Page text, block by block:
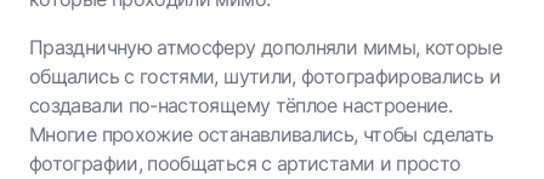
Праздничную атмосферу дополняли мимы, которые
общались с гостями, шутили, фотографировались и
создавали по-настоящему тёплое настроение.
Многие прохожие останавливались, чтобы сделать
фотографии, пообщаться с артистами и просто